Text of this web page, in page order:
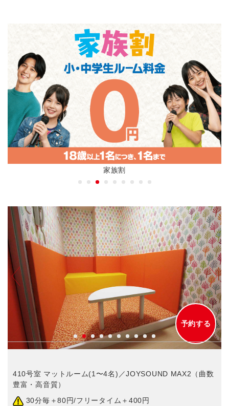
アニバーサリープラン
予約する
410号室 マットルーム(1〜4名)／JOYSOUND MAX2（曲数
豊富・高音質）
30分毎＋80円/フリータイム＋400円